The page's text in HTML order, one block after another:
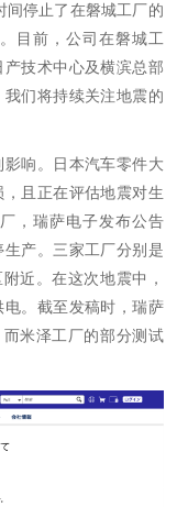
间停止了在磐城工厂的
目前，公司在磐城工
技术中心及横滨总部
们将持续关注地震的
响。日本汽车零件大
且正在评估地震对生
，瑞萨电子发布公告
产。三家工厂分别是
近。在这次地震中，
。截至发稿时，瑞萨
米泽工厂的部分测试